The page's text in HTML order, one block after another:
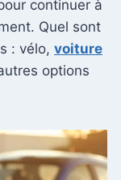
continuer à
Quel sont
: vélo, voiture
options